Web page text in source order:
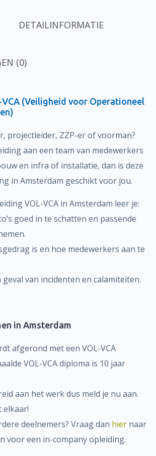
DETAILINFORMATIE
(0)
(Veiligheid voor Operationeel
projectleider, ZZP-er of voorman?
aan een team van medewerkers
en infra of installatie, dan is deze
in Amsterdam geschikt voor jou.
VOL-VCA in Amsterdam leer je:
goed in te schatten en passende
is en hoe medewerkers aan te
van incidenten en calamiteiten.
in Amsterdam
afgerond met een VOL-VCA
VOL-VCA diploma is 10 jaar
aan het werk dus meld je nu aan.
elkaar!
deelnemers? Vraag dan hier naar
voor een in-company opleiding.